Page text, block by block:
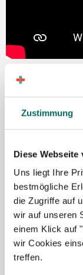
Zustimmung
Diese Webseite
Uns liegt Ihre
bestmögliche
die Zugriffe auf
wir auf unseren
einem Klick auf
wir Cookies
treffen.
Unsere
(m|w|d) -
starten Ihre
Service noch
Zu den